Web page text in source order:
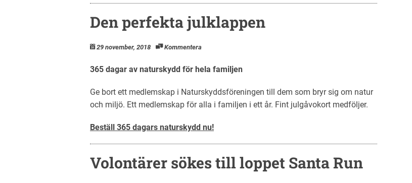
Den perfekta julklappen
29 november, 2018 Kommentera
365 dagar av naturskydd för hela familjen
Ge bort ett medlemskap i Naturskyddsföreningen till dem som bryr sig om natur
och miljö. Ett medlemskap för alla i familjen i ett år. Fint julgåvokort medföljer.
Beställ 365 dagars naturskydd nu!
Volontärer sökes till loppet Santa Run